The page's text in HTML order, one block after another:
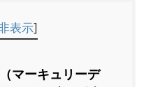
表示]
マーキュリーデ